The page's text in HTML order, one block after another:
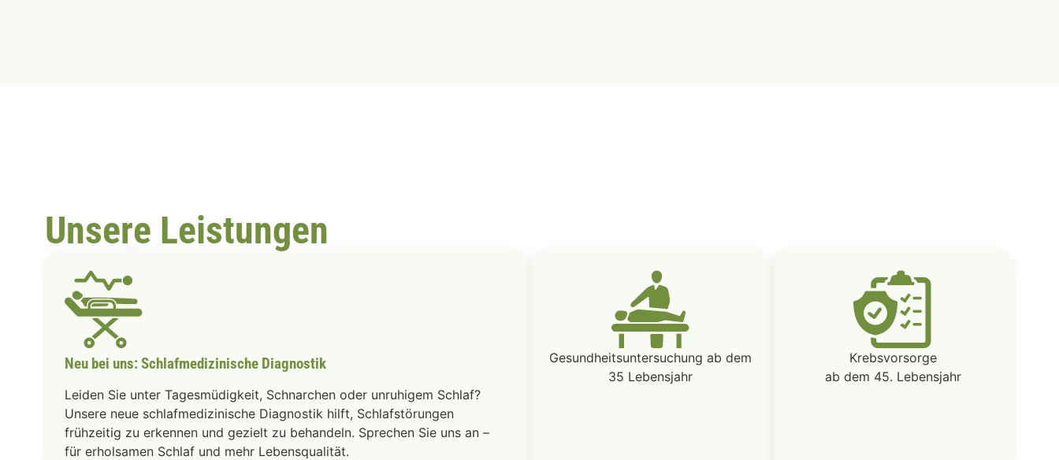
Unsere Leistungen
Neu bei uns: Schlafmedizinische Diagnostik
Leiden Sie unter Tagesmüdigkeit, Schnarchen oder unruhigem Schlaf?
Unsere neue schlafmedizinische Diagnostik hilft, Schlafstörungen
frühzeitig zu erkennen und gezielt zu behandeln. Sprechen Sie uns an –
für erholsamen Schlaf und mehr Lebensqualität.
Gesundheitsuntersuchung ab dem
35 Lebensjahr
Krebsvorsorge
ab dem 45. Lebensjahr